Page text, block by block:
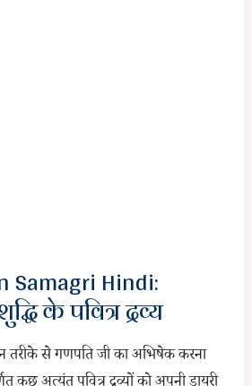
Samagri Hindi:
के पवित्र द्रव्य
तरीके से गणपति जी का अभिषेक करना